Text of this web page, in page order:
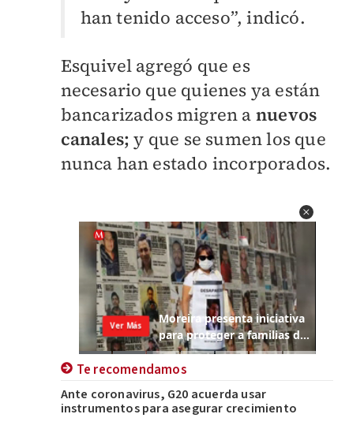
han tenido acceso”, indicó.
Esquivel agregó que es
necesario que quienes ya están
bancarizados migren a nuevos
canales; y que se sumen los que
nunca han estado incorporados.
Te recomendamos
Ante coronavirus, G20 acuerda usar
instrumentos para asegurar crecimiento